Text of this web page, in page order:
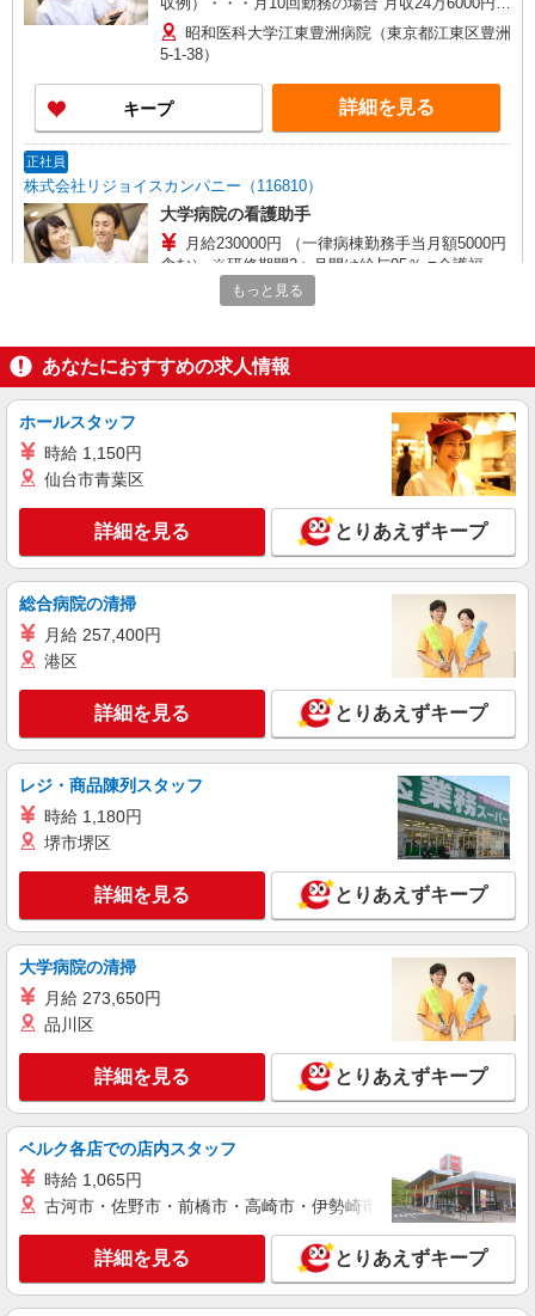
（別途資格手当） ■介護福祉士/資格手当月額
15000円 ■介護職員初任者研修/月額5000円 ■実務
者研修/月額8000円 ※研修期間2ヶ月間は給与95％
支給
昭和医科大学江東豊洲病院（東京都江東区豊洲
5-1-38）
キープ 詳細を見る
正社員
株式会社リジョイスカンパニー（116810）
大学病院の看護助手
月給230000円 （一律病棟勤務手当月額5000円
含む） ※研修期間2ヶ月間は給与95％ ■介護福祉
士/資格手当月額15000円 ■介護職員初任者研修/月
額5000円 ■実務者研修/月額8000円 ※経験・能力
昭和医科大学江東豊洲病院（東京都江東区豊洲
キープ
派遣社員
株式会社スタッフサービス・メディカル 東東京医療オフィス（お仕
事No.W10514951）
時給1400円
東京都江東区内の病院
キープ 詳細を見る
派遣社員
株式会社スタッフサービス・メディカル 東東京医療オフィス（お仕
事No.W10505158）
看護助手
時給1600円
東京都江東区内の病院
詳細を見る
株式会社スタッフサービス・メディカル 東東京医療オフィス（お仕
事No.W10506580）
キープ 詳細を見る
派遣社員
株式会社スタッフサービス・メディカル 東東京医療オフィス（お仕
事No.W10438384）
時給1600円
東京都江東区内の病院
もっと見る
あなたにおすすめの求人情報
ホールスタッフ
時給 1,150円
仙台市青葉区
詳細を見る とりあえずキープ
総合病院の清掃
月給 257,400円
港区
詳細を見る とりあえずキープ
レジ・商品陳列スタッフ
時給 1,180円
堺市堺区
詳細を見る とりあえずキープ
大学病院の清掃
月給 273,650円
品川区
詳細を見る とりあえずキープ
ベルク各店での店内スタッフ
時給 1,065円
古河市・佐野市・前橋市・高崎市・伊勢崎市・太田市・館林市
詳細を見る とりあえずキープ